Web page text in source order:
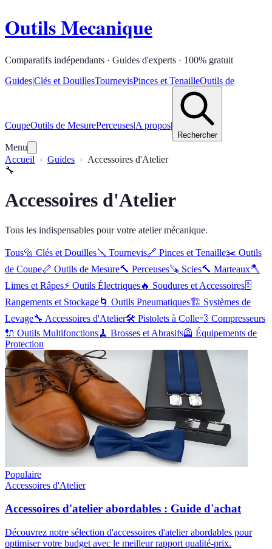
Outils Mecanique
Comparatifs indépendants · Guides d'experts · 100% gratuit
Guides|Clés et DouillesTournevisPinces et TenailleOutils de
CoupeOutils de MesurePerceuses|A propos|
Rechercher
Menu
Accueil
Guides
Accessoires d'Atelier
🔧
Accessoires d'Atelier
Tous les indispensables pour votre atelier mécanique.
Tous🔩 Clés et Douilles🪛 Tournevis🔗 Pinces et Tenaille✂️ Outils
de Coupe📏 Outils de Mesure🔨 Perceuses🪚 Scies🔨 Marteaux🪓
Limes et Râpes⚡ Outils Électriques🔥 Soudures et Accessoires🗄️
Rangements et Stockage🌀 Outils Pneumatiques🏗️ Systèmes de
Levage🔧 Accessoires d'Atelier🛠️ Pistolets à Colle💨 Compresseurs
🔌 Outils Multifonctions🧹 Brosses et Abrasifs🦺 Équipements de
Protection
Populaire
Accessoires d'Atelier
Accessoires d'atelier abordables : Guide d'achat
Découvrez notre sélection d'accessoires d'atelier abordables pour
optimiser votre budget avec le meilleur rapport qualité-prix.